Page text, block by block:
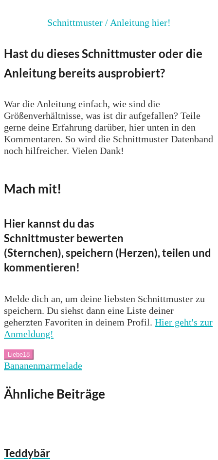
Schnittmuster / Anleitung hier!
Hast du dieses Schnittmuster oder die
Anleitung bereits ausprobiert?
War die Anleitung einfach, wie sind die
Größenverhältnisse, was ist dir aufgefallen? Teile
gerne deine Erfahrung darüber, hier unten in den
Kommentaren. So wird die Schnittmuster Datenband
noch hilfreicher. Vielen Dank!
Mach mit!
Hier kannst du das
Schnittmuster bewerten
(Sternchen), speichern (Herzen), teilen und
kommentieren!
Melde dich an, um deine liebsten Schnittmuster zu
speichern. Du siehst dann eine Liste deiner
geherzten Favoriten in deinem Profil. Hier geht's zur
Anmeldung!
Liebe18
Bananenmarmelade
Ähnliche Beiträge
Teddybär